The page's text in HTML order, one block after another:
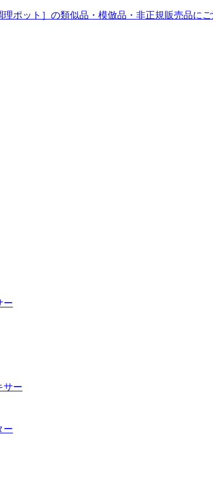
理ポット］の類似品・模倣品・非正規販売品にご
ー
サー
ー